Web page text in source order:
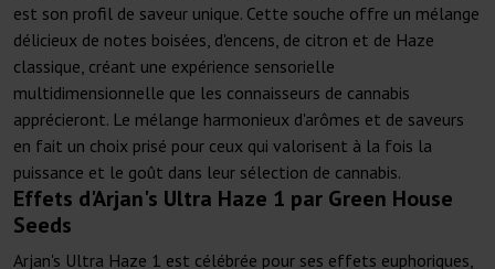
est son profil de saveur unique. Cette souche offre un mélange
délicieux de notes boisées, d'encens, de citron et de Haze
classique, créant une expérience sensorielle
multidimensionnelle que les connaisseurs de cannabis
apprécieront. Le mélange harmonieux d'arômes et de saveurs
en fait un choix prisé pour ceux qui valorisent à la fois la
puissance et le goût dans leur sélection de cannabis.
Effets d'Arjan's Ultra Haze 1 par Green House
Seeds
Arjan's Ultra Haze 1 est célébrée pour ses effets euphoriques,